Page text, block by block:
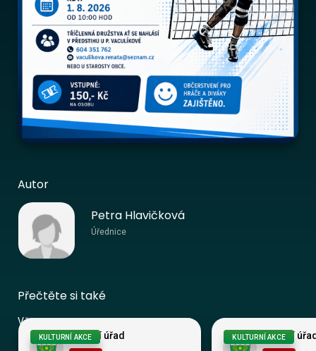
Autor
Petra Hlavičková
Úřednice
Přečtěte si také
Vše
Obecní úřad
KULTURNÍ AKCE Obecní
KULTURNÍ AKCE